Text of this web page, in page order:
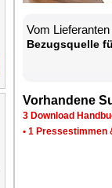
Vom
Be­zugs­quel­le
Vor­han­de­ne
3 Down­load
• 1 Pres­se­stim­men